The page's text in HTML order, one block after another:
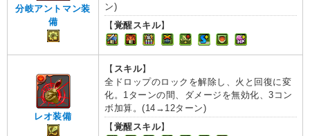
分岐アントマン装
備
ン)
【覚醒スキル】
レオ装備
【 スキル】
全ドロップのロックを解除し、火と回復に変
化。1ターンの間、ダメージを無効化、3コン
ボ加算。(14→12ターン)
【覚醒スキル】